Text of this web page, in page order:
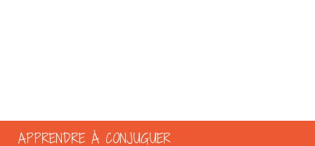
APPRENDRE À CONJUGUER